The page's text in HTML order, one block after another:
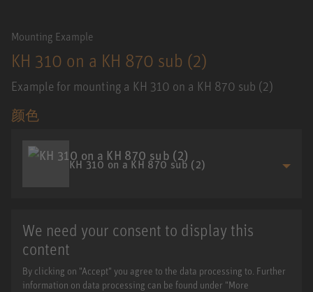
Mounting Example
KH 310 on a KH 870 sub (2)
Example for mounting a KH 310 on a KH 870 sub (2)
颜色
KH 310 on a KH 870 sub (2)
We need your consent to display this
content
By clicking on "Accept" you agree to the data processing to. Further
information on data processing can be found under "More